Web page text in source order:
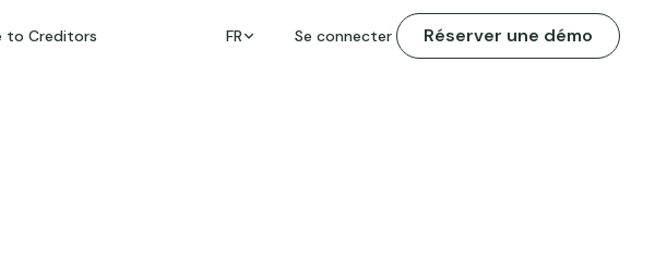
to Creditors FR Se connecter Réserver une démo